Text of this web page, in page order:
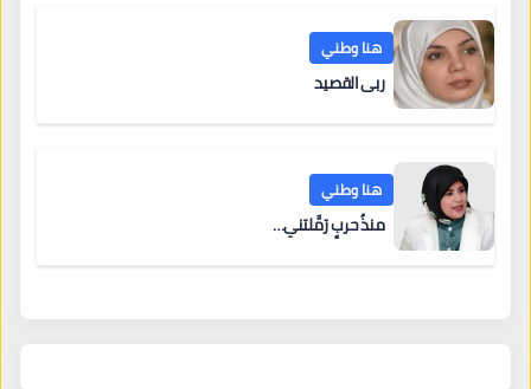
هنا وطني
ربى القصيد
هنا وطني
منذُ حربٍ رَمَّلتني…